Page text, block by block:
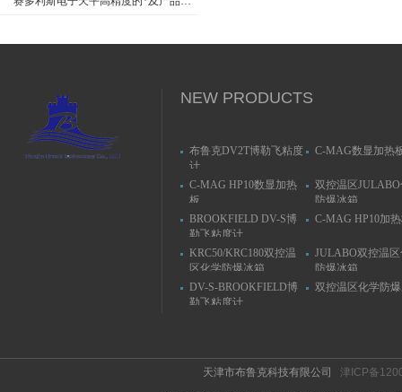
NEW PRODUCTS
布鲁克DV2T博勒飞粘度
计
C-MAG数显加热
C-MAG HP10数显加热
板
双控温区
防爆冰箱
BROOKFIELD DV-S博
勒飞粘度计
C-MAG HP10加
KRC50/KRC180双控温
区化学防爆冰箱
JULABO双控温
防爆冰箱
DV-S-BROOKFIELD博
勒飞粘度计
双控温区化学防
天津市布鲁克科技有限公司津ICP备